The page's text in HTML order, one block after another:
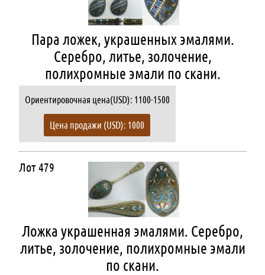
Пара ложек, украшенных эмалями.
Серебро, литье, золочение,
полихромные эмали по скани.
Ориентировочная цена(USD): 1100-1500
Цена продажи (USD): 1000
Лот 479
Ложка украшенная эмалями. Серебро,
литье, золочение, полихромные эмали
по скани.